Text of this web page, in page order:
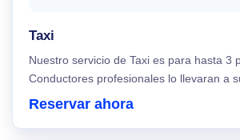
Taxi
Nuestro servicio de Taxi es para hasta 3
Conductores profesionales lo llevaran a
Reservar ahora